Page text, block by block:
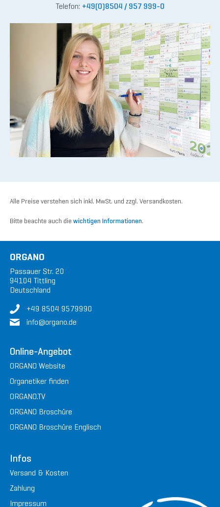
Telefon: +49(0)8504 / 957 999-0
Alle Preise verstehen sich inkl. MwSt. und zzgl. Versandkosten.
Bitte beachte auch die wichtigen Informationen.
ORGANO
Passauer Str. 20
94104 Tittling
Deutschland
+49 8504 9579990
info@organo.de
Online-Angebot
ORGANO Website
Organetiker finden
ORGANO.TV
ORGANO Broschüre
ORGANO Broschüre Englisch
Infos
Versand & Kosten
Zahlung
Impressum